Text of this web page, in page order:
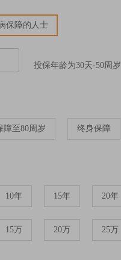
保障的人士
投保年龄为30天-50周岁
障至80周岁 终身保障
10年 15年 20年
15万 20万 25万